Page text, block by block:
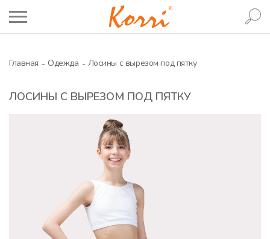
Главная Одежда Лосины с вырезом под пятку
ЛОСИНЫ С ВЫРЕЗОМ ПОД ПЯТКУ